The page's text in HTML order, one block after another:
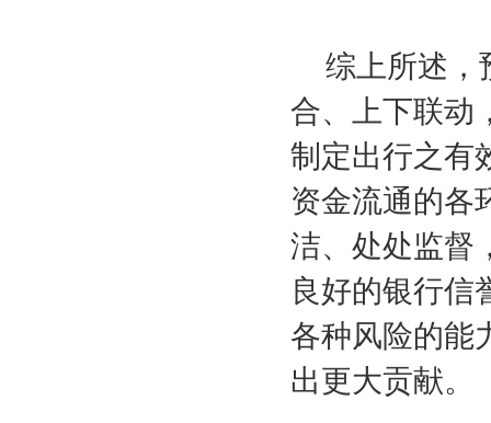
综上所述，
合、上下联动
制定出行之有
资金流通的各
洁、处处监督
良好的银行信
各种风险的能
出更大贡献。